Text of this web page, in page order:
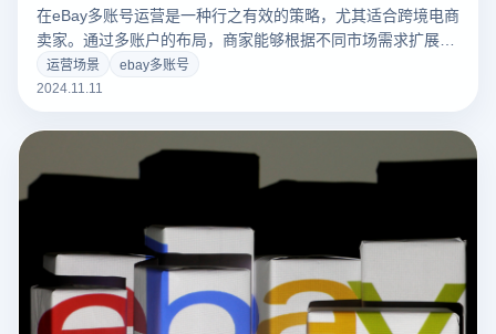
在eBay多账号运营是一种行之有效的策略，尤其适合跨境电商
卖家。通过多账户的布局，商家能够根据不同市场需求扩展商
品覆盖面，测试多种定价策略，精准推广，降低单一账户的限
制和风控带来的风险。然而，多账户运营也带来了一些挑战，
eBay账号，商家需要使用防关联工具，配置独立的网络环境，
并制定明确的账户定位和管理策略，以确保每个账户能够健
康、长期地运营。
运营场景
ebay多账号
2024.11.11